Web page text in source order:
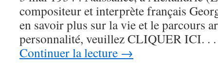
compositeur et interprète français
en savoir plus sur la vie et le parcours
personnalité, veuillez CLIQUER
Continuer la lecture →